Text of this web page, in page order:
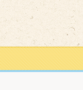
コ
ン
テ
ン
ツ
へ